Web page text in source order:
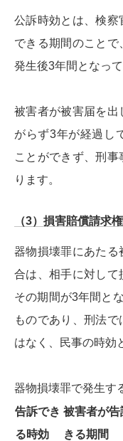
公訴時効とは、検察
できる期間のこと
発生後3年間となって
被害者が被害届を出
がらず3年が経過し
ことができず、刑
ります。
（3）損害賠償請求
器物損壊罪にあたる
合は、相手に対して
その期間が3年間と
ものであり、刑法
はなく、民事の時効
器物損壊罪で発生す
告訴でき
る時効
被害者が告
きる期間